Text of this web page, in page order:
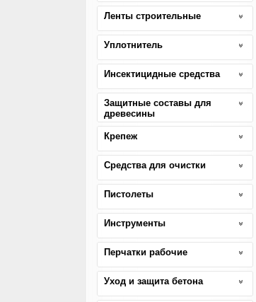
Ленты строительные
Уплотнитель
Инсектицидные средства
Защитные составы для
древесины
Крепеж
Средства для очистки
Пистолеты
Инструменты
Перчатки рабочие
Уход и защита бетона